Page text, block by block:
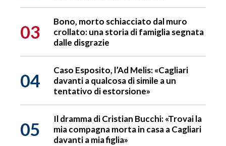
03
Bono, morto schiacciato dal muro
crollato: una storia di famiglia segnata
dalle disgrazie
04
Caso Esposito, l’Ad Melis: «Cagliari
davanti a qualcosa di simile a un
tentativo di estorsione»
05
Il dramma di Cristian Bucchi: «Trovai la
mia compagna morta in casa a Cagliari
davanti a mia figlia»